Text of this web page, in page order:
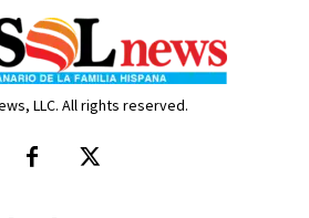
LLC. All rights reserved.